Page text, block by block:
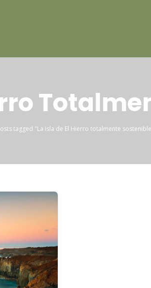
tagged "La isla de El Hierro totalmente